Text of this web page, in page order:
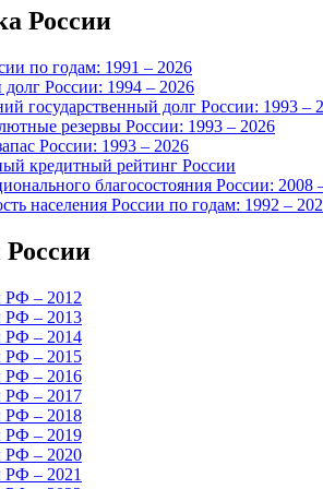
России
по годам: 1991 – 2026
России: 1994 – 2026
государственный долг России: 1993 –
резервы России: 1993 – 2026
России: 1993 – 2026
кредитный рейтинг России
благосостояния России: 2008
населения России по годам: 1992 –
– 2012
– 2013
– 2014
– 2015
– 2016
– 2017
– 2018
– 2019
– 2020
– 2021